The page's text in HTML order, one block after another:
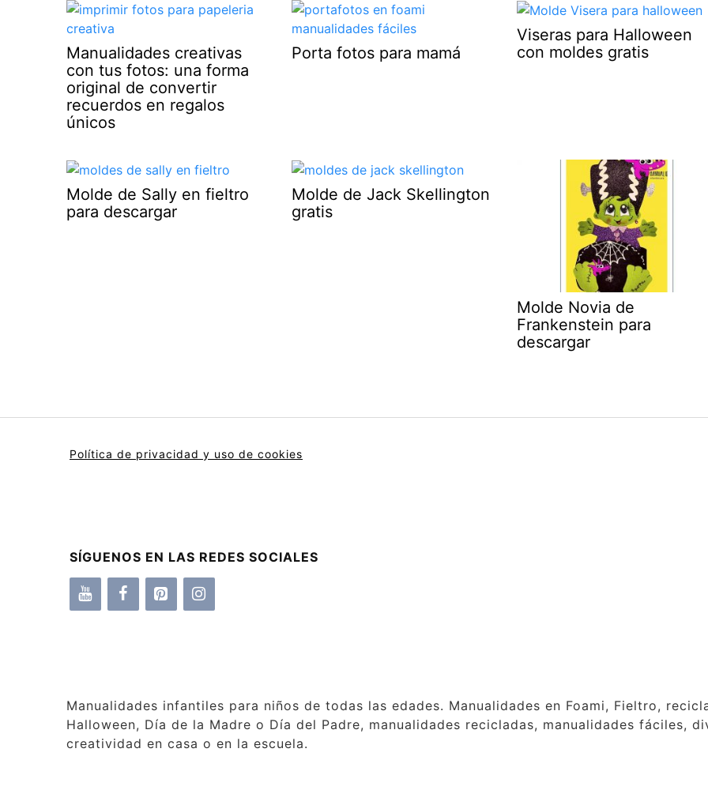
Manualidades creativas
con tus fotos: una forma
original de convertir
recuerdos en regalos
únicos
Porta fotos para mamá
Viseras para Halloween
con moldes gratis
Molde de Sally en fieltro
para descargar
Molde de Jack Skellington
gratis
Molde Novia de
Frankenstein para
descargar
Política de privacidad y uso de cookies
SÍGUENOS EN LAS REDES SOCIALES
Manualidades infantiles para niños de todas las edades. Manualidades en Foami, Fieltro,
Halloween, Día de la Madre o Día del Padre, manualidades recicladas, manualidades fáciles,
creatividad en casa o en la escuela.